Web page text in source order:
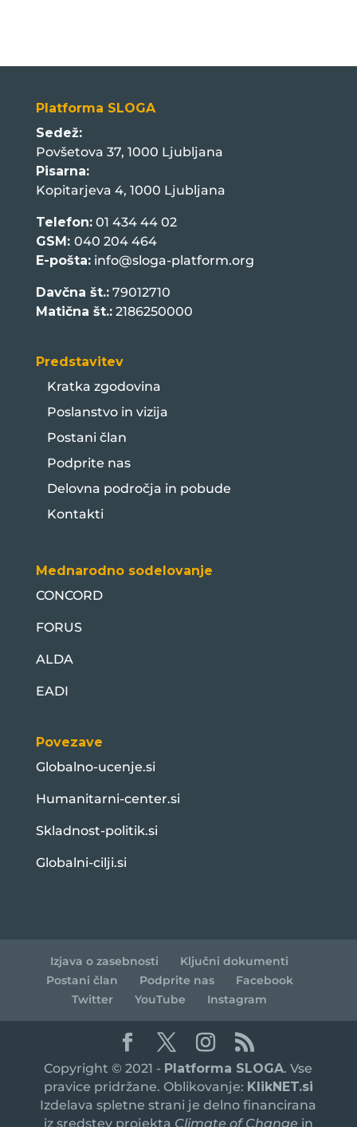
Platforma SLOGA
Sedež:
Povšetova 37, 1000 Ljubljana
Pisarna:
Kopitarjeva 4, 1000 Ljubljana
Telefon:01 434 44 02
GSM: 040 204 464
E-pošta: info@sloga-platform.org
Davčna št.:79012710
Matična št.:2186250000
Predstavitev
Kratka zgodovina
Poslanstvo in vizija
Postani član
Podprite nas
Delovna področja in pobude
Kontakti
Mednarodno sodelovanje
CONCORD
FORUS
ALDA
EADI
Povezave
Globalno-ucenje.si
Humanitarni-center.si
Skladnost-politik.si
Globalni-cilji.si
Izjava o zasebnosti
Ključni dokumenti
Postani član
Podprite nas
Facebook
Twitter
YouTube Instagram
Copyright © 2021 - Platforma SLOGA. Vse
pravice pridržane. Oblikovanje: KlikNET.si
Izdelava spletne strani je delno financirana
iz sredstev projekta Climate of Change in